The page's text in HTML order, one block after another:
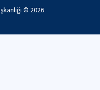
© 2026